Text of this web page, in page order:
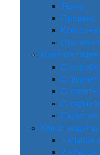
Техно
Прованс
Комплектация
С
С
С
С
Скрытые
Класс защиты
1 класса
2 класса